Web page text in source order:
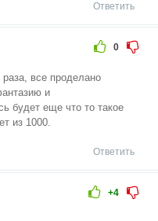
Ответить
0
все проделано
и
еще что то такое
из 1000.
Ответить
+4